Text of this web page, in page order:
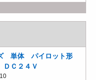
ズ 単体 パイロット形
Ｃ２４Ｖ